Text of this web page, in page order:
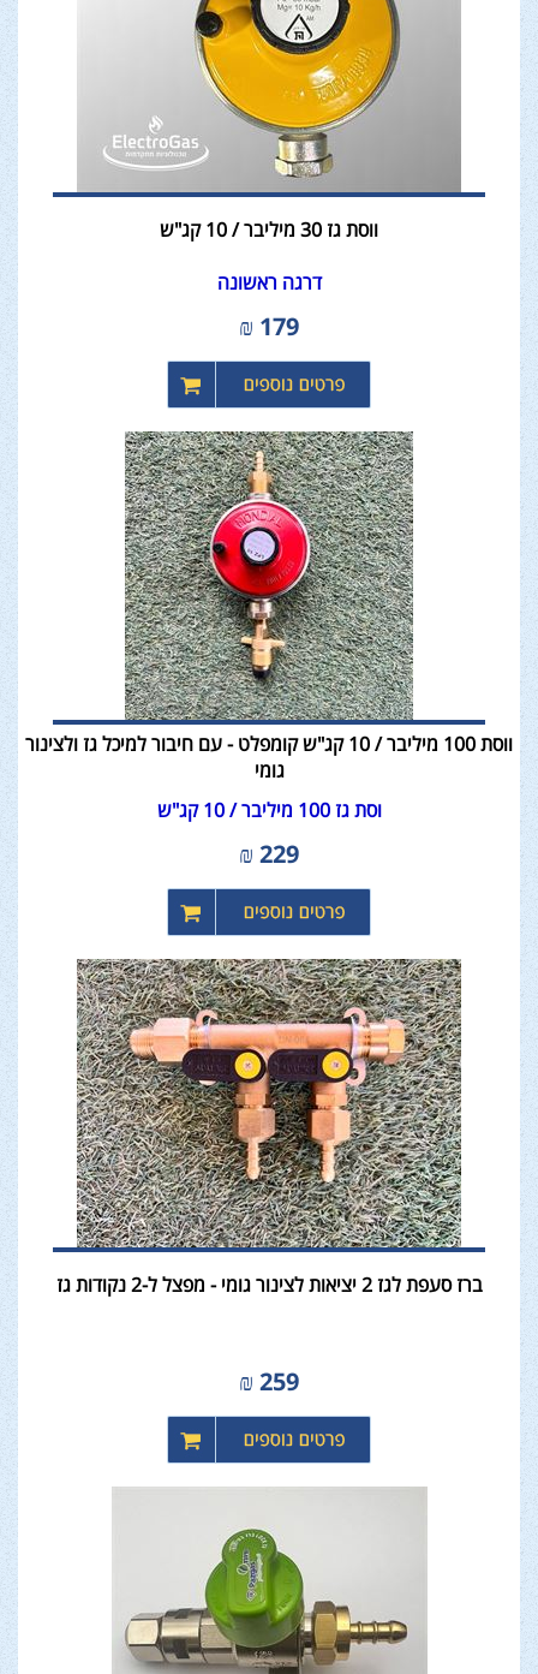
ווסת גז 30 מיליבר / 10 קג"ש
דרגה ראשונה
179
₪
ווסת 100 מיליבר / 10 קג"ש קומפלט - עם חיבור למיכל גז ולצינור
גומי
וסת גז 100 מיליבר / 10 קג"ש
229
₪
ברז סעפת לגז 2 יציאות לצינור גומי - מפצל ל-2 נקודות גז
259
₪